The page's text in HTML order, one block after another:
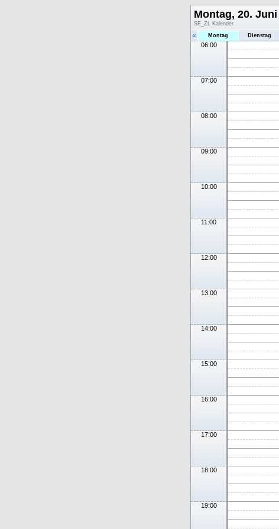
Montag, 20. Juni
SE_ZL Kalender
« Montag Dienstag
06:00
07:00
08:00
09:00
10:00
11:00
12:00
13:00
14:00
15:00
16:00
17:00
18:00
19:00